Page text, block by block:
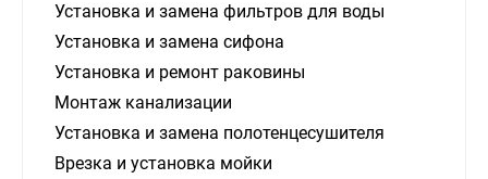
Установка и замена фильтров для воды
Установка и замена сифона
Установка и ремонт раковины
Монтаж канализации
Установка и замена полотенцесушителя
Врезка и установка мойки